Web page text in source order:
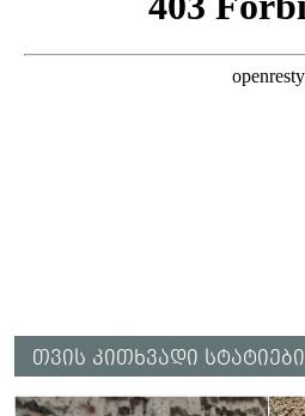
თვის კითხვადი სტატიები